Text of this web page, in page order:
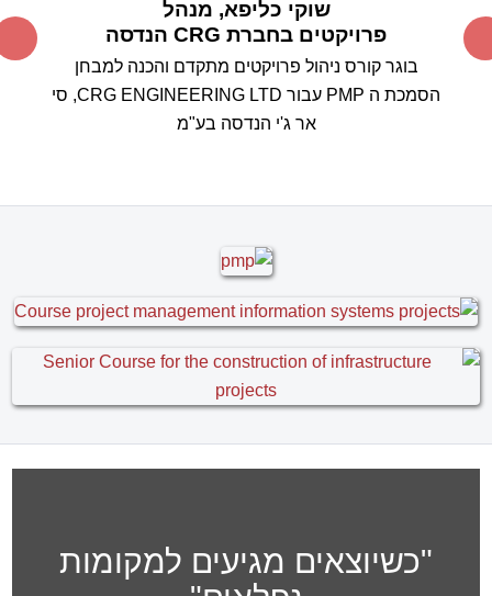
הרב ועל העצות החשובות.אין דומה לימוד כלי מסוג זה
ממומחה תוכן עם ניסיון רב שעוסק באופן פעיל בניהול
הפרויקטים, ללימוד קורס "בית ספר"
אין ספק
שהבחירה בך להעברת הקורס הייתה בחירה מוצלחת
מקבוצת פלסאון